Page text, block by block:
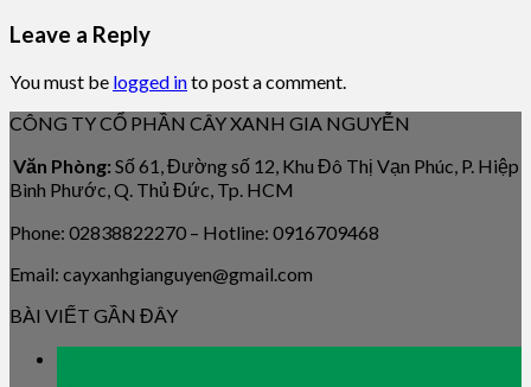
Leave a Reply
You must be logged into post a comment.
CÔNG TY CỔ PHẦN CÂY XANH GIA NGUYỄN
Văn Phòng: Số 61, Đường số 12, Khu Đô Thị Vạn Phúc, P. Hiệp
Bình Phước, Q. Thủ Đức, Tp. HCM
Phone: 02838822270 – Hotline: 0916709468
Email: cayxanhgianguyen@gmail.com
BÀI VIẾT GẦN ĐÂY